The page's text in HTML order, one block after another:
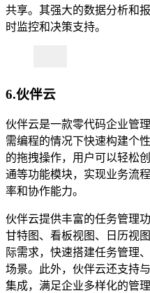
共享。其强大的数据分析和
时监控和决策支持。
6.伙伴云
伙伴云是一款零代码企业管
需编程的情况下快速构建个
的拖拽操作，用户可以轻松
通等功能模块，实现业务流
率和协作能力。
伙伴云提供丰富的任务管理
甘特图、看板视图、日历视
际需求，快速搭建任务管理
场景。此外，伙伴云还支持
集成，满足企业多样化的管理